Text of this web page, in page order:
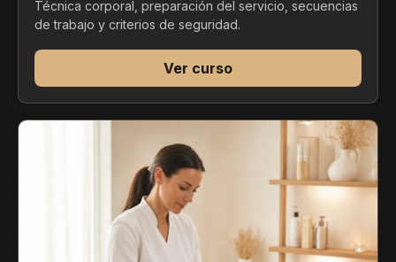
Técnica corporal, preparación del servicio, secuencias
de trabajo y criterios de seguridad.
Ver curso